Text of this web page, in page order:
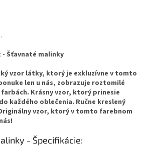
Šťavnaté malinky
vzor látky, ktorý je exkluzívne v tomto
len u nás, zobrazuje roztomilé
Krásny vzor, ktorý prinesie
každého oblečenia. Ručne kreslený
vzor, ktorý v tomto farebnom
- Špecifikácie: